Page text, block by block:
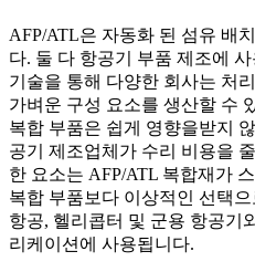
AFP/ATL은 자동화 된 섬유 배
다. 둘 다 항공기 부품 제조에
기술을 통해 다양한 회사는 처
가벼운 구성 요소를 생산할 수
복합 부품은 쉽게 영향을받지
공기 제조업체가 수리 비용을
한 요소는 AFP/ATL 복합재가
복합 부품보다 이상적인 선택
항공, 헬리콥터 및 군용 항공기
리케이션에 사용됩니다.